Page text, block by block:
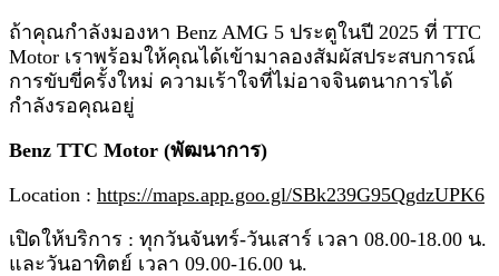
ถ้าคุณกำลังมองหา Benz AMG 5 ประตูในปี 2025 ที่ TTC
Motor เราพร้อมให้คุณได้เข้ามาลองสัมผัสประสบการณ์
การขับขี่ครั้งใหม่ ความเร้าใจที่ไม่อาจจินตนาการได้
กำลังรอคุณอยู่
Benz TTC Motor (พัฒนาการ)
Location : https://maps.app.goo.gl/SBk239G95QgdzUPK6
เปิดให้บริการ : ทุกวันจันทร์-วันเสาร์ เวลา 08.00-18.00 น.
และวันอาทิตย์ เวลา 09.00-16.00 น.